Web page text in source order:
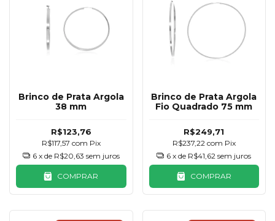
Brinco de Prata Argola
38 mm
R$123,76
R$117,57 com Pix
6 x de R$20,63 sem juros
COMPRAR
Brinco de Prata Argola
Fio Quadrado 75 mm
R$249,71
R$237,22 com Pix
6 x de R$41,62 sem juros
COMPRAR